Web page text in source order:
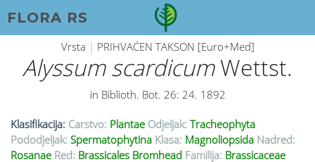
FLORA RS
Vrsta | PRIHVAĆEN TAKSON [Euro+Med]
Alyssum scardicumWettst.
in Biblioth. Bot. 26: 24. 1892
Klasifikacija: Carstvo: Plantae Odjeljak: Tracheophyta
Pododjeljak: Spermatophytina Klasa: Magnoliopsida Nadred:
Rosanae Red: Brassicales Bromhead Familija: Brassicaceae